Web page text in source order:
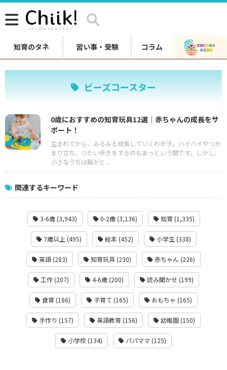
知育のタネ 習い事・受験 コラム
ビーズコースター
0歳におすすめの知育玩具12選｜赤ちゃんの成長をサ
ポート！
生まれてから、みるみる成長していくわが子。ハイハイやつか
まり立ち、つたい歩きをするのもあっという間です。しかし、
小さなうちは脳がと...
関連するキーワード
3-6歳 (3,943) 0-2歳 (3,136) 知育 (1,335)
7歳以上 (495) 絵本 (452) 小学生 (338)
英語 (283) 知育玩具 (230) 赤ちゃん (226)
工作 (207) 4-6歳 (200) 読み聞かせ (199)
食育 (186) 子育て (165) おもちゃ (165)
手作り (157) 英語教育 (156) 幼稚園 (150)
小学校 (134) パパママ (125)